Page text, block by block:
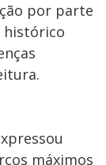
por parte
histórico
máximos